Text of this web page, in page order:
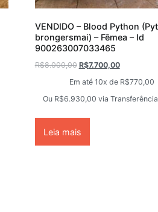
VENDIDO – Blood Python
brongersmai) – Fêmea – Id
900263007033465
R$8.000,00 R$7.700,00
Em até 10x de R$770,00
Ou R$6.930,00 via
Leia mais